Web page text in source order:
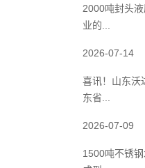
2000吨封头
业的...
2026-07-14
喜讯！山东沃
东省...
2026-07-09
1500吨不锈